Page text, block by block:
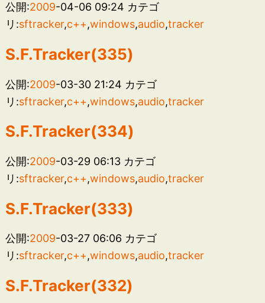
公開:2009-04-06 09:24 カテゴ
リ:sftracker,c++,windows,audio,tracker
S.F.Tracker(335)
公開:2009-03-30 21:24 カテゴ
リ:sftracker,c++,windows,audio,tracker
S.F.Tracker(334)
公開:2009-03-29 06:13 カテゴ
リ:sftracker,c++,windows,audio,tracker
S.F.Tracker(333)
公開:2009-03-27 06:06 カテゴ
リ:sftracker,c++,windows,audio,tracker
S.F.Tracker(332)